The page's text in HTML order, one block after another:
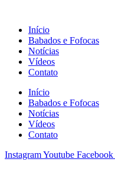
conteúdo
Início
Babados e Fofocas
Notícias
Vídeos
Contato
Início
Babados e Fofocas
Notícias
Vídeos
Contato
InstagramYoutube Facebook